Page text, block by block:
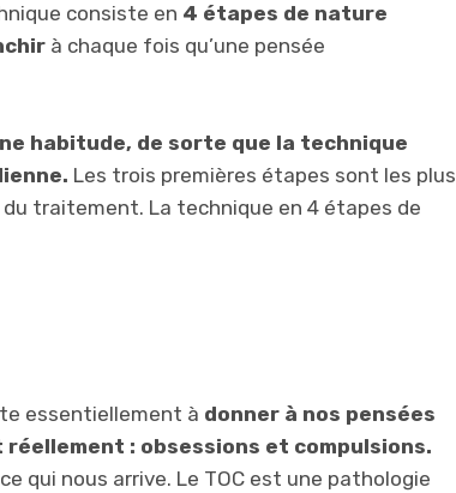
consiste en 4 étapes de nature
à chaque fois qu’une pensée
habitude, de sorte que la technique
Les trois premières étapes sont les plus
traitement. La technique en 4 étapes de
essentiellement à donner à nos pensées
réellement : obsessions et compulsions.
qui nous arrive. Le TOC est une pathologie